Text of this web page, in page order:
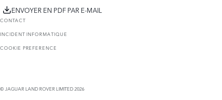
ENVOYER EN PDF PAR E-MAIL
CONTACT
INCIDENT INFORMATIQUE
COOKIE PREFERENCE
© JAGUAR LAND ROVER LIMITED 2026